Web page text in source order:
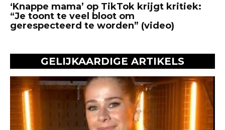
‘Knappe mama’ op TikTok krijgt kritiek:
“Je toont te veel bloot om
gerespecteerd te worden” (video)
GELIJKAARDIGE ARTIKELS